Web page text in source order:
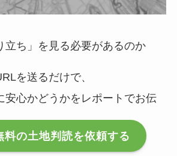
立ち」を見る必要があるのか
を送るだけで、
料の土地判読を依頼する